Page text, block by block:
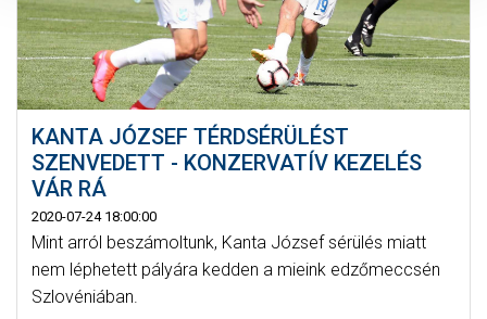
KANTA JÓZSEF TÉRDSÉRÜLÉST
SZENVEDETT - KONZERVATÍV KEZELÉS
VÁR RÁ
2020-07-24 18:00:00
Mint arról beszámoltunk, Kanta József sérülés miatt
nem léphetett pályára kedden a mieink edzőmeccsén
Szlovéniában.